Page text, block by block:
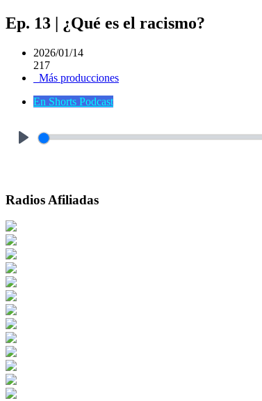
Ep. 13 | ¿Qué es el racismo?
2026/01/14
217
Más producciones
En Shorts Podcast
Radios Afiliadas